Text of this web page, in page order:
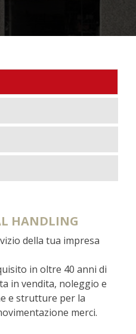
HANDLING
della tua impresa
in oltre 40 anni di
in vendita, noleggio e
e strutture per la
merci.